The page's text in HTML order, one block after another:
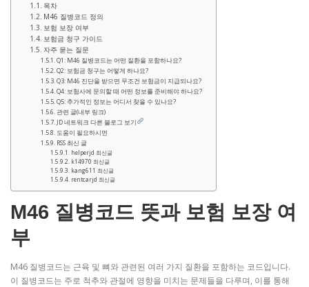
목차
M46 질병코드 정의
보험 보장 여부
보험금 청구 가이드
자주 묻는 질문
Q1: M46 질병코드는 어떤 질환을 포함하나요?
Q2: 보험금 청구는 어떻게 하나요?
Q3: M46 진단을 받으면 무조건 보험금이 지급되나요?
Q4: 보험사에 문의할 때 어떤 정보를 준비해야 하나요?
Q5: 추가적인 정보는 어디서 찾을 수 있나요?
관련 글(내부 링크)
JD 네트워크 다른 블로그 보기
도움이 필요하시면
RSS 최신 글
helperjd 최신글
k14970 최신글
kang611 최신글
rentcarjd 최신글
M46 질병코드 뜻과 보험 보장 여
부
M46 질병코드는 근육 및 뼈와 관련된 여러 가지 질환을 포함하는 코드입니다.
이 질병코드는 주로 척추와 관절에 영향을 미치는 문제들을 다루며, 이를 통해